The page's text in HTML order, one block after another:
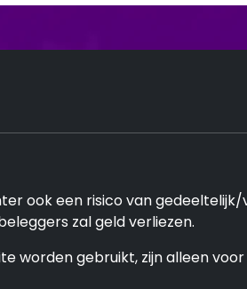
ook een risico van
zal geld verliezen.
worden gebruikt, zijn alleen